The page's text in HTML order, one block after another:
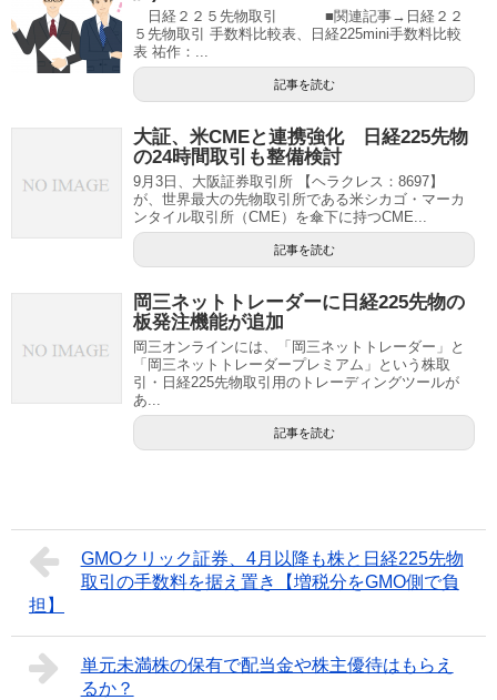
日経２２５先物取引 ■関連記事→日経２２
５先物取引 手数料比較表、日経225mini手数料比較
表 祐作：...
記事を読む
大証、米CMEと連携強化 日経225先物
の24時間取引も整備検討
9月3日、大阪証券取引所 【ヘラクレス：8697】
が、世界最大の先物取引所である米シカゴ・マーカ
ンタイル取引所（CME）を傘下に持つCME...
記事を読む
岡三ネットトレーダーに日経225先物の
板発注機能が追加
岡三オンラインには、「岡三ネットトレーダー」と
「岡三ネットトレーダープレミアム」という株取
引・日経225先物取引用のトレーディングツールが
あ...
記事を読む
GMOクリック証券、4月以降も株と日経225先物
取引の手数料を据え置き【増税分をGMO側で負
担】
単元未満株の保有で配当金や株主優待はもらえ
るか？